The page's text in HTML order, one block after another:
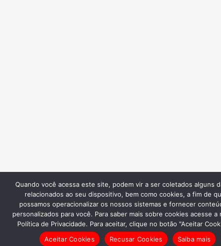
Quando você acessa este site, podem vir a ser coletados alguns
relacionados ao seu dispositivo, bem como cookies, a fim de
possamos operacionalizar os nossos sistemas e fornecer
personalizados para você. Para saber mais sobre cookies acesse a
Política de Privacidade. Para aceitar, clique no botão "Aceitar
Aceitar Cookies
Recusar Cookies Saiba mais